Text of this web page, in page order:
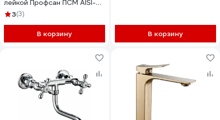
лейкой Профсан ПСМ AISI-
304 тип ГОСТ См-МОЦБИвА
3(3)
В корзину В корзину